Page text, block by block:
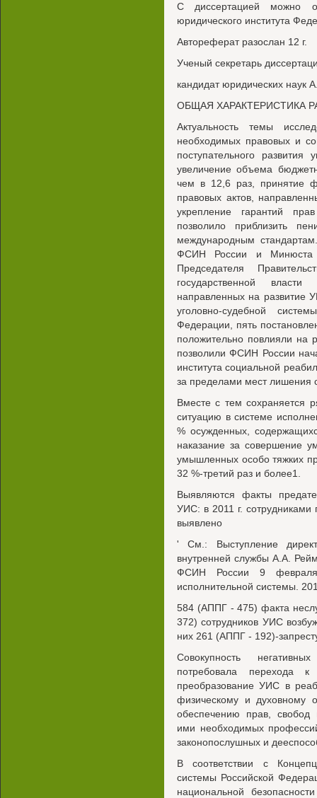
С диссертацией можно
юридического института
Автореферат разослан 12 г.
Ученый секретарь
кандидат юридических наук
ОБЩАЯ ХАРАКТЕРИСТИКА
Актуальность темы
необходимых правовых и
поступательного развития
увеличение объема
чем в 12,6 раз, принятие
правовых актов,
укрепление гарантий
позволило приблизить
международным
ФСИН России и Минюста
Председателя
государственной
направленных на развитие
уголовно-судебной
Федерации, пять
положительно повлияли на
позволили ФСИН России
института социальной
за пределами мест лишения
Вместе с тем сохраняется
ситуацию в системе
% осужденных,
наказание за совершение
умышленных особо тяжких
32 %-третий раз и более1.
Выявляются факты
УИС: в 2011 г. сотрудниками
выявлено
' См.: Выступление
внутренней службы А.А.
ФСИН России 9
исполнительной системы.
584 (АППГ - 475) факта
372) сотрудников УИС
них 261 (АППГ - 192)-
Совокупность
потребовала перехода
преобразование УИС в
физическому и духовному
обеспечению прав, свобод
ими необходимых
законопослушных и
В соответствии с
системы Российской
национальной